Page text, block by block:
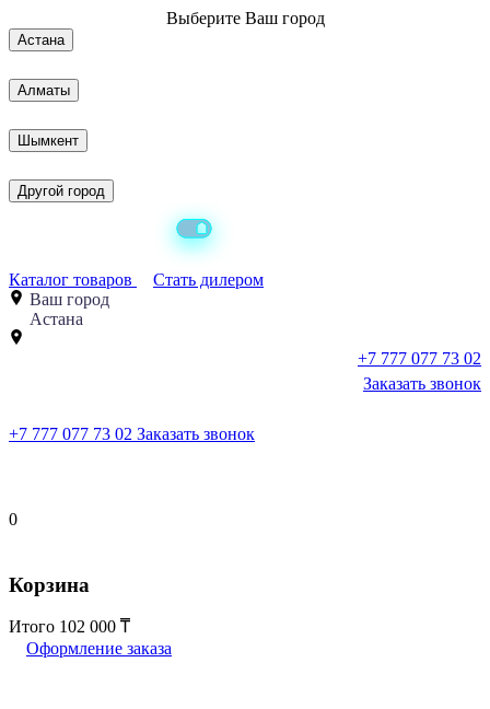
Выберите Ваш город
Астана
Алматы
Шымкент
Другой город
Каталог товаров
Стать дилером
Ваш город
Астана
+7 777 077 73 02
Заказать звонок
+7 777 077 73 02 Заказать звонок
0
Корзина
Итого 102 000
Оформление заказа